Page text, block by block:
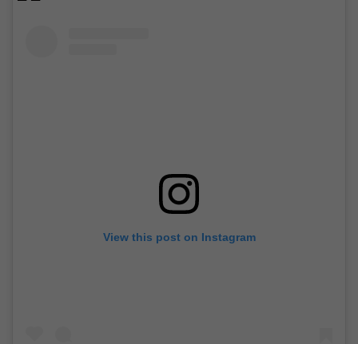
View this post on Instagram